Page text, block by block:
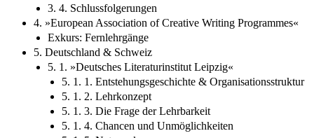
3. 4. Schlussfolgerungen
4. »European Association of Creative Writing Programmes«
Exkurs: Fernlehrgänge
5. Deutschland & Schweiz
5. 1. »Deutsches Literaturinstitut Leipzig«
5. 1. 1. Entstehungsgeschichte & Organisationsstruktur
5. 1. 2. Lehrkonzept
5. 1. 3. Die Frage der Lehrbarkeit
5. 1. 4. Chancen und Unmöglichkeiten